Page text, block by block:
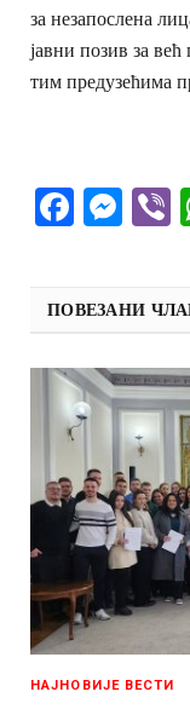
за незапослена
јавни позив за
тим предузећима
ПОВЕЗАНИ
НАЈНОВИЈЕ ВЕСТИ